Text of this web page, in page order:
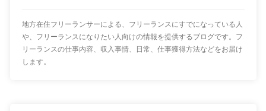
地方在住フリーランサーによる、フリーランスにすでになっている人
や、フリーランスになりたい人向けの情報を提供するブログです。フ
リーランスの仕事内容、収入事情、日常、仕事獲得方法などをお届け
します。